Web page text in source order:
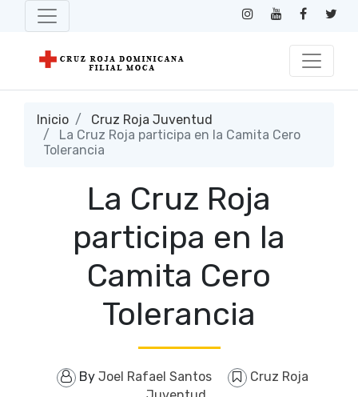
Inicio
Cruz Roja Juventud
La Cruz Roja participa en la Camita Cero
Tolerancia
La Cruz Roja
participa en la
Camita Cero
Tolerancia
By Joel Rafael Santos
Cruz Roja